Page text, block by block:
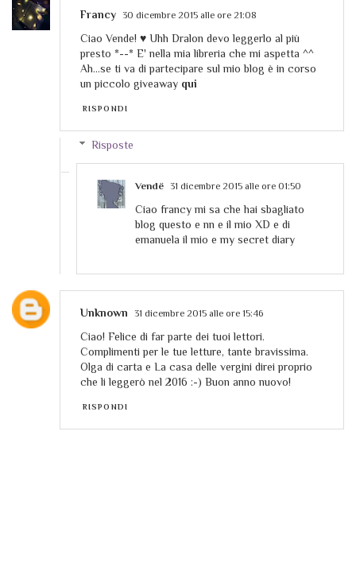
Francy 30 dicembre 2015 alle ore 21:08
Ciao Vende! ♥ Uhh Dralon devo leggerlo al più
presto *--* E' nella mia libreria che mi aspetta ^^
Ah...se ti va di partecipare sul mio blog è in corso
un piccolo giveaway qui
RISPONDI
Risposte
Vendë 31 dicembre 2015 alle ore 01:50
Ciao francy mi sa che hai sbagliato
blog questo e nn e il mio XD e di
emanuela il mio e my secret diary
Unknown 31 dicembre 2015 alle ore 15:46
Ciao! Felice di far parte dei tuoi lettori.
Complimenti per le tue letture, tante bravissima.
Olga di carta e La casa delle vergini direi proprio
che li leggerò nel 2016 :-) Buon anno nuovo!
RISPONDI